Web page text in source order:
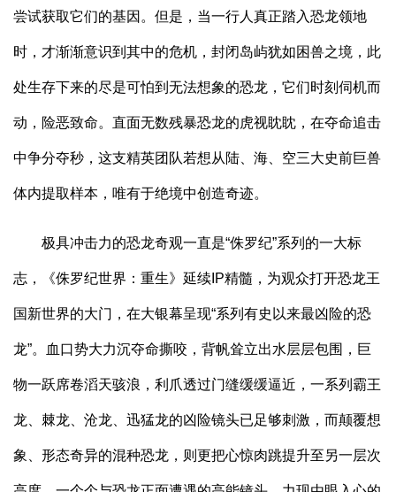
尝试获取它们的基因。但是，当一行人真正踏入恐龙领地
时，才渐渐意识到其中的危机，封闭岛屿犹如困兽之境，此
处生存下来的尽是可怕到无法想象的恐龙，它们时刻伺机而
动，险恶致命。直面无数残暴恐龙的虎视眈眈，在夺命追击
中争分夺秒，这支精英团队若想从陆、海、空三大史前巨兽
体内提取样本，唯有于绝境中创造奇迹。
极具冲击力的恐龙奇观一直是“侏罗纪”系列的一大标
志，《侏罗纪世界：重生》延续IP精髓，为观众打开恐龙王
国新世界的大门，在大银幕呈现“系列有史以来最凶险的恐
龙”。血口势大力沉夺命撕咬，背帆耸立出水层层包围，巨
物一跃席卷滔天骇浪，利爪透过门缝缓缓逼近，一系列霸王
龙、棘龙、沧龙、迅猛龙的凶险镜头已足够刺激，而颠覆想
象、形态奇异的混种恐龙，则更把心惊肉跳提升至另一层次